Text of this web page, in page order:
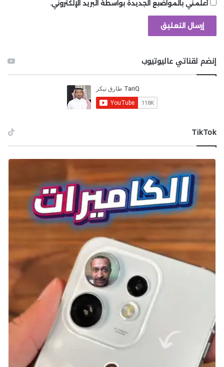
بالإضافة إلى تقديمه لأجواء احتفالية مميزة تتنوع بين
عروض الألعاب النارية، وطائرات الدرون، والموسيقى الحية.
أعلمني بالمواضيع الجديدة بواسطة البريد الإلكتروني.
إنضم لقناتي عاليوتيوب
‫TikTok